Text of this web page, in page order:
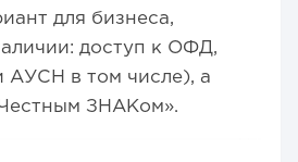
для бизнеса,
доступ к ОФД,
АУСН в том числе), а
ЗНАКом».